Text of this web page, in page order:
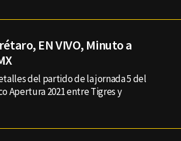
EN VIVO, Minuto a
del partido de la jornada 5 del
Apertura 2021 entre Tigres y